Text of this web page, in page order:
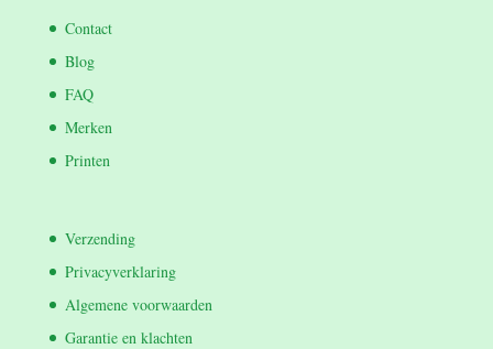
Contact
Blog
FAQ
Merken
Printen
Verzending
Privacyverklaring
Algemene voorwaarden
Garantie en klachten